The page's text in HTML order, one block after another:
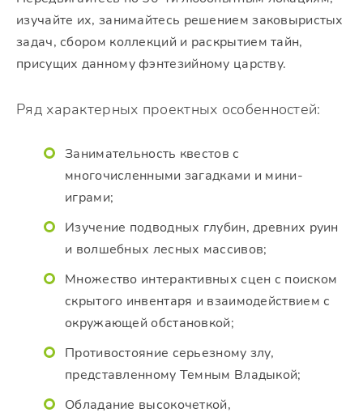
изучайте их, занимайтесь решением заковыристых
задач, сбором коллекций и раскрытием тайн,
присущих данному фэнтезийному царству.
Ряд характерных проектных особенностей:
Занимательность квестов с
многочисленными загадками и мини-
играми;
Изучение подводных глубин, древних руин
и волшебных лесных массивов;
Множество интерактивных сцен с поиском
скрытого инвентаря и взаимодействием с
окружающей обстановкой;
Противостояние серьезному злу,
представленному Темным Владыкой;
Обладание высокочеткой,